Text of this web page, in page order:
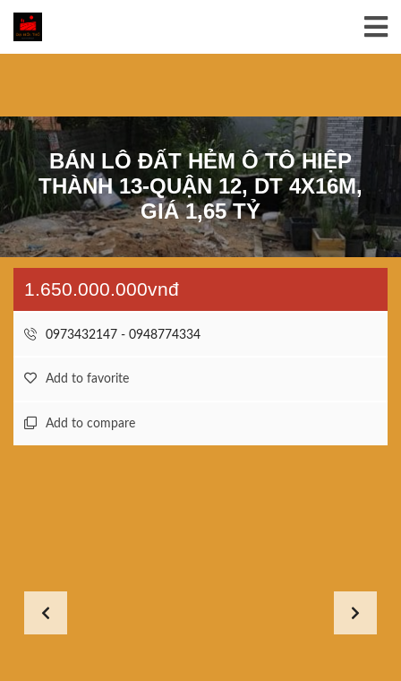
BÁN LÔ ĐẤT HẺM Ô TÔ HIỆP
THÀNH 13-QUẬN 12, DT 4X16M,
GIÁ 1,65 TỶ
1.650.000.000vnđ
0973432147 - 0948774334
Add to favorite
Add to compare